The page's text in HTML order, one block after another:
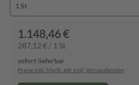
1 St
1.148,46 €
287,12 € / 1 St
sofort lieferbar
Preise inkl. MwSt. ggf. zzgl. Versandkosten